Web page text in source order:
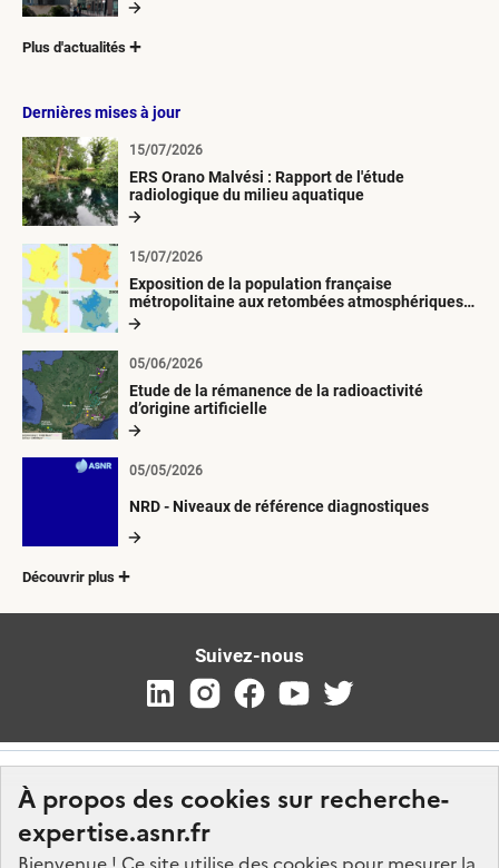
À propos des cookies sur recherche-
expertise.asnr.fr
Plus d'actualités
Dernières mises à jour
ERS Orano Malvési : Rapport de l'étude
radiologique du milieu aquatique
15/07/2026
Exposition de la population française
métropolitaine aux retombées atmosphériques
radioactives depuis 1945
15/07/2026
Etude de la rémanence de la radioactivité
d’origine artificielle
05/06/2026
NRD - Niveaux de référence diagnostiques
05/05/2026
Découvrir plus
Suivez-nous